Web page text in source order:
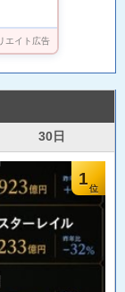
エイト広告
30日
1